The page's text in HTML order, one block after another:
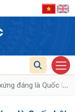
đáng là Quốc hội
...